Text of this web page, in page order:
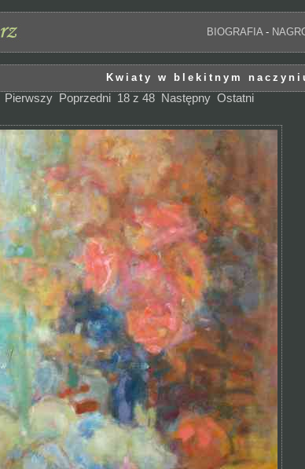
BIOGRAFIA-
Kwiaty w blekitnym
Pierwszy Poprzedni 18 z 48 Następny Ostatni